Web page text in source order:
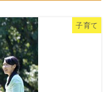
子育て